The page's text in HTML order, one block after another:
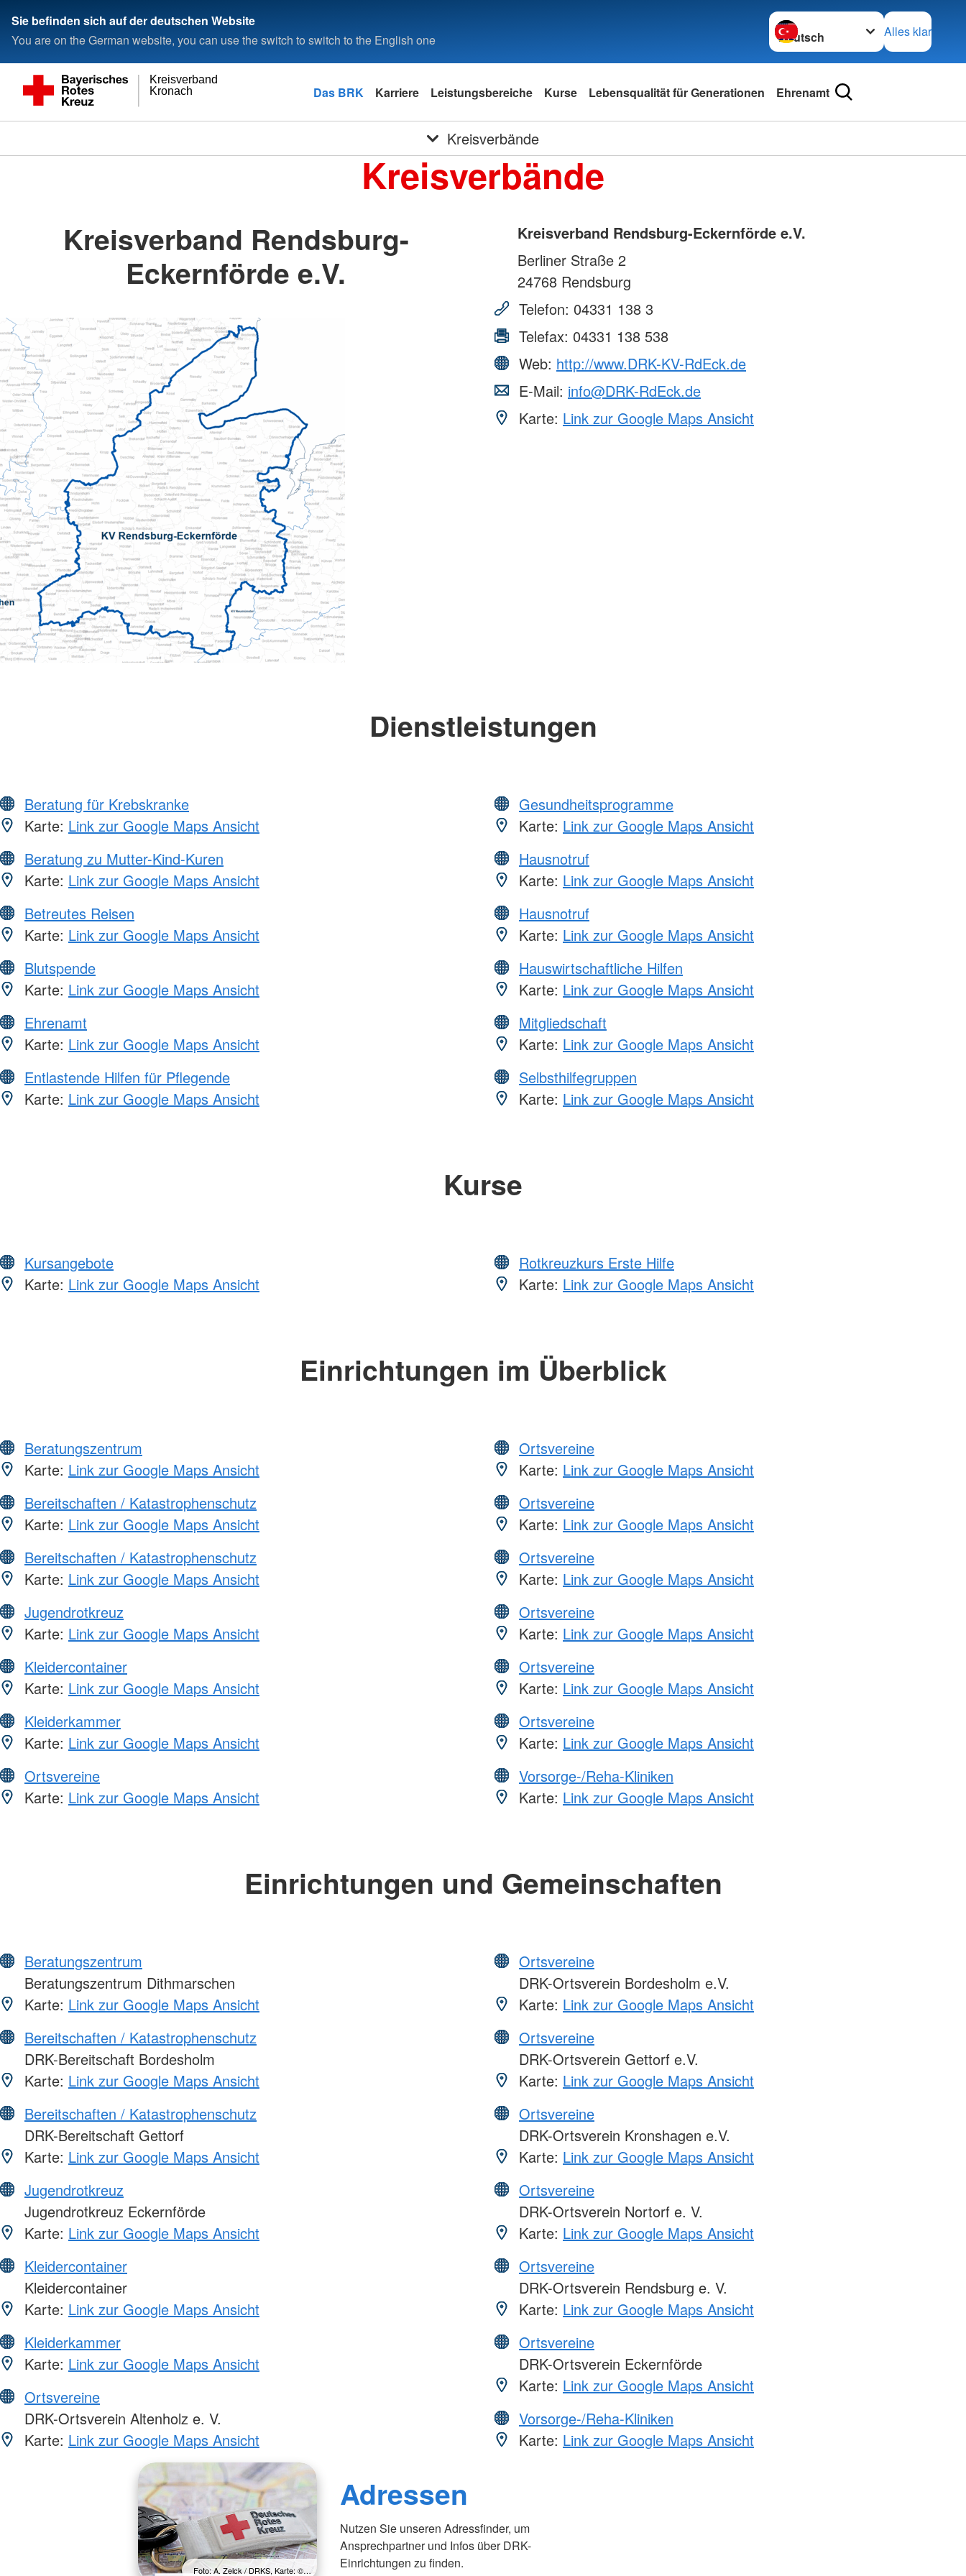
Sie befinden sich auf der deutschen Website
You are on the German website, you can use the switch to switch to the English one
Sprache wechseln zu
Alles klar
Kronach
Kreisverband
Das BRK Karriere Leistungsbereiche Kurse Lebensqualität für Generationen Ehrenamt
Kreisverbände
Kreisverbände
Kreisverband Rendsburg-
Eckernförde e.V.
Kreisverband Rendsburg-Eckernförde e.V.
Berliner Straße 2
24768 Rendsburg
Telefon: 04331 138 3
Telefax: 04331 138 538
Web: http://www.DRK-KV-RdEck.de
E-Mail: info@DRK-RdEck.de
Karte: Link zur Google Maps Ansicht
Dienstleistungen
Beratung für Krebskranke
Karte: Link zur Google Maps Ansicht
Beratung zu Mutter-Kind-Kuren
Karte: Link zur Google Maps Ansicht
Betreutes Reisen
Karte: Link zur Google Maps Ansicht
Blutspende
Karte: Link zur Google Maps Ansicht
Ehrenamt
Karte: Link zur Google Maps Ansicht
Entlastende Hilfen für Pflegende
Karte: Link zur Google Maps Ansicht
Gesundheitsprogramme
Karte: Link zur Google Maps Ansicht
Hausnotruf
Karte: Link zur Google Maps Ansicht
Hausnotruf
Karte: Link zur Google Maps Ansicht
Hauswirtschaftliche Hilfen
Karte: Link zur Google Maps Ansicht
Mitgliedschaft
Karte: Link zur Google Maps Ansicht
Selbsthilfegruppen
Karte: Link zur Google Maps Ansicht
Kurse
Kursangebote
Karte: Link zur Google Maps Ansicht
Rotkreuzkurs Erste Hilfe
Karte: Link zur Google Maps Ansicht
Einrichtungen im Überblick
Beratungszentrum
Karte: Link zur Google Maps Ansicht
Bereitschaften / Katastrophenschutz
Karte: Link zur Google Maps Ansicht
Bereitschaften / Katastrophenschutz
Karte: Link zur Google Maps Ansicht
Jugendrotkreuz
Karte: Link zur Google Maps Ansicht
Kleidercontainer
Karte: Link zur Google Maps Ansicht
Kleiderkammer
Karte: Link zur Google Maps Ansicht
Ortsvereine
Karte: Link zur Google Maps Ansicht
Ortsvereine
Karte: Link zur Google Maps Ansicht
Ortsvereine
Karte: Link zur Google Maps Ansicht
Ortsvereine
Karte: Link zur Google Maps Ansicht
Ortsvereine
Karte: Link zur Google Maps Ansicht
Ortsvereine
Karte: Link zur Google Maps Ansicht
Ortsvereine
Karte: Link zur Google Maps Ansicht
Vorsorge-/Reha-Kliniken
Karte: Link zur Google Maps Ansicht
Einrichtungen und Gemeinschaften
Beratungszentrum
Beratungszentrum Dithmarschen
Karte: Link zur Google Maps Ansicht
Bereitschaften / Katastrophenschutz
DRK-Bereitschaft Bordesholm
Karte: Link zur Google Maps Ansicht
Bereitschaften / Katastrophenschutz
DRK-Bereitschaft Gettorf
Karte: Link zur Google Maps Ansicht
Jugendrotkreuz
Jugendrotkreuz Eckernförde
Karte: Link zur Google Maps Ansicht
Kleidercontainer
Kleidercontainer
Karte: Link zur Google Maps Ansicht
Kleiderkammer
Karte: Link zur Google Maps Ansicht
Ortsvereine
DRK-Ortsverein Altenholz e. V.
Karte: Link zur Google Maps Ansicht
Ortsvereine
DRK-Ortsverein Bordesholm e.V.
Karte: Link zur Google Maps Ansicht
Ortsvereine
DRK-Ortsverein Gettorf e.V.
Karte: Link zur Google Maps Ansicht
Ortsvereine
DRK-Ortsverein Kronshagen e.V.
Karte: Link zur Google Maps Ansicht
Ortsvereine
DRK-Ortsverein Nortorf e. V.
Karte: Link zur Google Maps Ansicht
Ortsvereine
DRK-Ortsverein Rendsburg e. V.
Karte: Link zur Google Maps Ansicht
Ortsvereine
DRK-Ortsverein Eckernförde
Karte: Link zur Google Maps Ansicht
Vorsorge-/Reha-Kliniken
Karte: Link zur Google Maps Ansicht
Foto: A. Zelck / DRKS, Karte: ©…
Adressen
Nutzen Sie unseren Adressfinder, um
Ansprechpartner und Infos über DRK-
Einrichtungen zu finden.